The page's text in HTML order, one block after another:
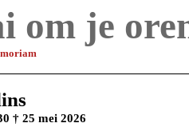
om je
† 25 mei 2026